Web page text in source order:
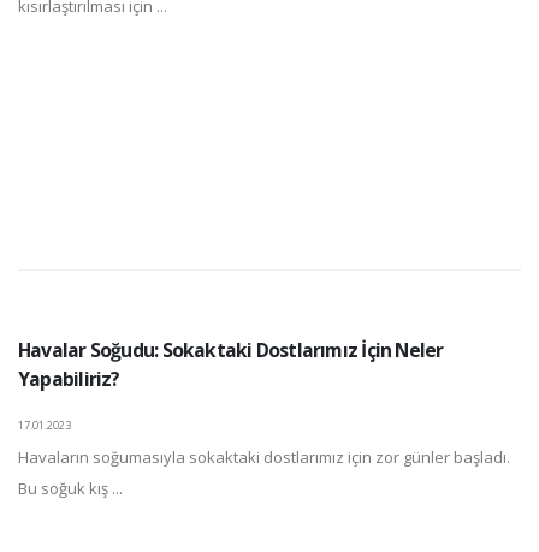
kısırlaştırılması için ...
Havalar Soğudu: Sokaktaki Dostlarımız İçin Neler
Yapabiliriz?
17.01.2023
Havaların soğumasıyla sokaktaki dostlarımız için zor günler başladı.
Bu soğuk kış ...